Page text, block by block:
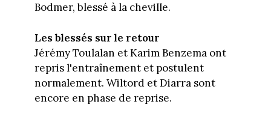
Bodmer, blessé à la cheville.
Les blessés sur le retour
Jérémy Toulalan et Karim Benzema ont
repris l'entraînement et postulent
normalement. Wiltord et Diarra sont
encore en phase de reprise.